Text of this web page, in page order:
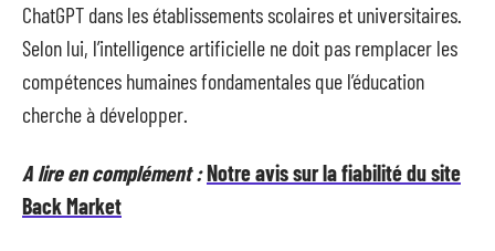
ChatGPT dans les établissements scolaires et universitaires.
Selon lui, l’intelligence artificielle ne doit pas remplacer les
compétences humaines fondamentales que l’éducation
cherche à développer.
A lire en complément :Notre avis sur la fiabilité du site
Back Market